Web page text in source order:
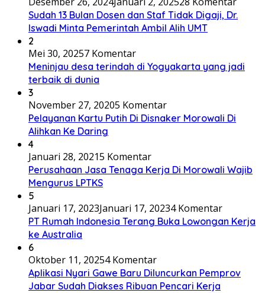
Sudah 13 Bulan Dosen dan Staf Tidak Digaji, Dr.
Iswadi Minta Pemerintah Ambil Alih UMT
2
Mei 30, 20257 Komentar
Meninjau desa terindah di Yogyakarta yang jadi
terbaik di dunia
3
November 27, 20205 Komentar
Pelayanan Kartu Putih Di Disnaker Morowali Di
Alihkan Ke Daring
4
Januari 28, 20215 Komentar
Perusahaan Jasa Tenaga Kerja Di Morowali Wajib
Mengurus LPTKS
5
Januari 17, 2023Januari 17, 20234 Komentar
PT Rumah Indonesia Terang Buka Lowongan Kerja
ke Australia
6
Oktober 11, 20254 Komentar
Aplikasi Nyari Gawe Baru Diluncurkan Pemprov
Jabar Sudah Diakses Ribuan Pencari Kerja